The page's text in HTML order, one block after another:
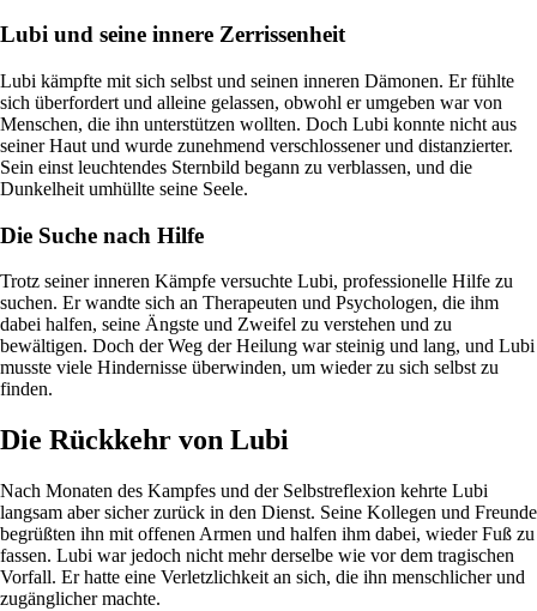
Lubi und seine innere Zerrissenheit
Lubi kämpfte mit sich selbst und seinen inneren Dämonen. Er fühlte
sich überfordert und alleine gelassen, obwohl er umgeben war von
Menschen, die ihn unterstützen wollten. Doch Lubi konnte nicht aus
seiner Haut und wurde zunehmend verschlossener und distanzierter.
Sein einst leuchtendes Sternbild begann zu verblassen, und die
Dunkelheit umhüllte seine Seele.
Die Suche nach Hilfe
Trotz seiner inneren Kämpfe versuchte Lubi, professionelle Hilfe zu
suchen. Er wandte sich an Therapeuten und Psychologen, die ihm
dabei halfen, seine Ängste und Zweifel zu verstehen und zu
bewältigen. Doch der Weg der Heilung war steinig und lang, und Lubi
musste viele Hindernisse überwinden, um wieder zu sich selbst zu
finden.
Die Rückkehr von Lubi
Nach Monaten des Kampfes und der Selbstreflexion kehrte Lubi
langsam aber sicher zurück in den Dienst. Seine Kollegen und Freunde
begrüßten ihn mit offenen Armen und halfen ihm dabei, wieder Fuß zu
fassen. Lubi war jedoch nicht mehr derselbe wie vor dem tragischen
Vorfall. Er hatte eine Verletzlichkeit an sich, die ihn menschlicher und
zugänglicher machte.